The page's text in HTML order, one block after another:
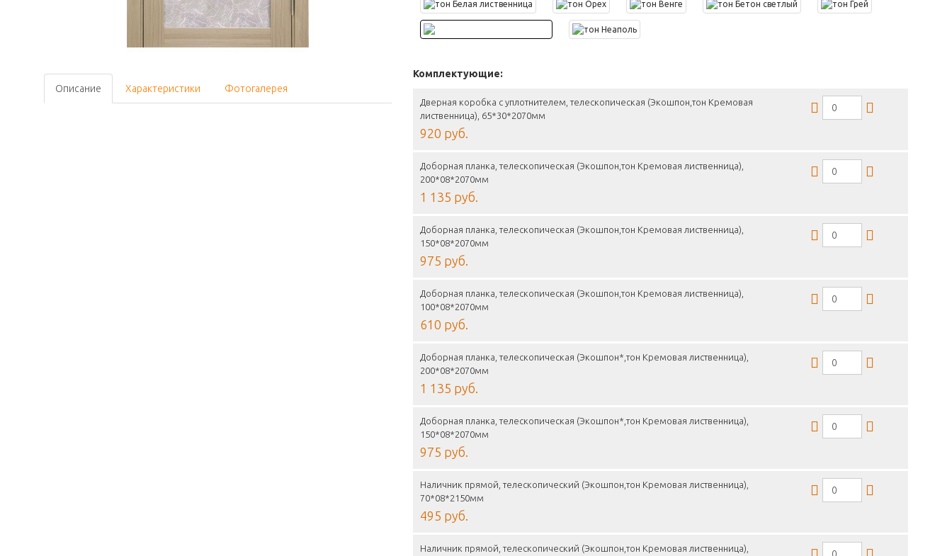
Описание Характеристики Фотогалерея
Комплектующие:
Дверная коробка с уплотнителем, телескопическая (Экошпон,тон Кремовая
лиственница), 65*30*2070мм
920 руб.
Доборная планка, телескопическая (Экошпон,тон Кремовая лиственница),
200*08*2070мм
1 135 руб.
Доборная планка, телескопическая (Экошпон,тон Кремовая лиственница),
150*08*2070мм
975 руб.
Доборная планка, телескопическая (Экошпон,тон Кремовая лиственница),
100*08*2070мм
610 руб.
Доборная планка, телескопическая (Экошпон*,тон Кремовая лиственница),
200*08*2070мм
1 135 руб.
Доборная планка, телескопическая (Экошпон*,тон Кремовая лиственница),
150*08*2070мм
975 руб.
Наличник прямой, телескопический (Экошпон,тон Кремовая лиственница),
70*08*2150мм
495 руб.
Наличник прямой, телескопический (Экошпон,тон Кремовая лиственница),